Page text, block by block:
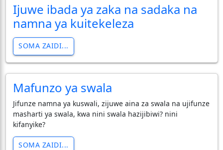
Ijuwe ibada ya zaka na sadaka na
namna ya kuitekeleza
SOMA ZAIDI...
Mafunzo ya swala
Jifunze namna ya kuswali, zijuwe aina za swala na ujifunze
masharti ya swala, kwa nini swala hazijibiwi? nini
kifanyike?
SOMA ZAIDI...